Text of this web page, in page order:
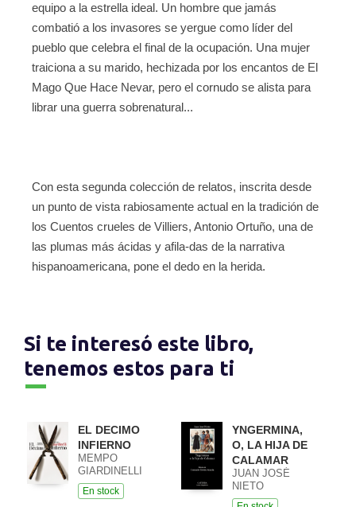
equipo a la estrella ideal. Un hombre que jamás
combatió a los invasores se yergue como líder del
pueblo que celebra el final de la ocupación. Una mujer
traiciona a su marido, hechizada por los encantos de El
Mago Que Hace Nevar, pero el cornudo se alista para
librar una guerra sobrenatural...
Con esta segunda colección de relatos, inscrita desde
un punto de vista rabiosamente actual en la tradición de
los Cuentos crueles de Villiers, Antonio Ortuño, una de
las plumas más ácidas y afila-das de la narrativa
hispanoamericana, pone el dedo en la herida.
Si te interesó este libro,
tenemos estos para ti
EL DECIMO
INFIERNO
MEMPO
GIARDINELLI
En stock
YNGERMINA,
O, LA HIJA DE
CALAMAR
JUAN JOSÉ
NIETO